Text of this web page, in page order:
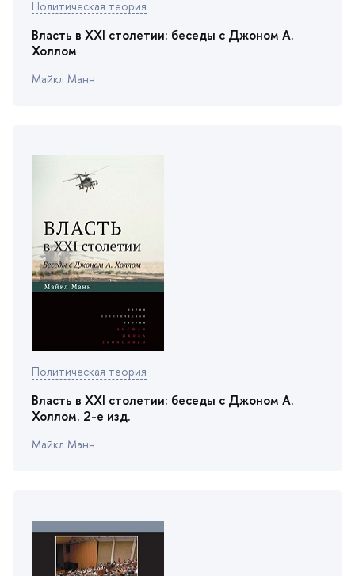
Политическая теория
ласть в XXI столетии: беседы с Джоном А.
Холлом
Майкл Манн
Политическая теория
ласть в XXI столетии: беседы с Джоном А.
Холлом. 2-е изд.
Майкл Манн